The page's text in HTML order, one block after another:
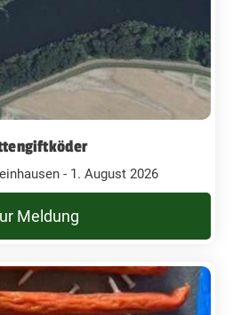
- 1. August 2026
Meldung